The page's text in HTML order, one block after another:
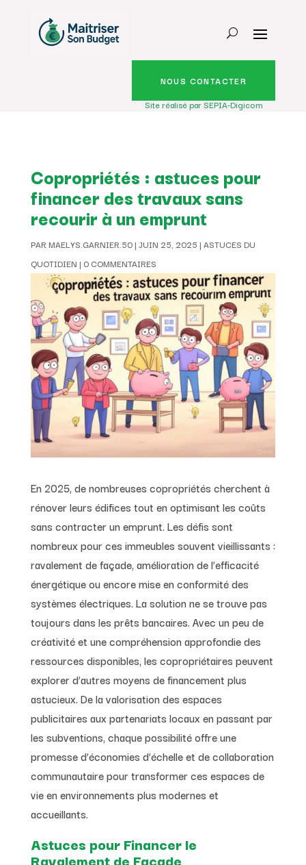
NOUS CONTACTER
Site réalisé par SEPIA-Digicom
Copropriétés : astuces pour
financer des travaux sans
recourir à un emprunt
PARMAELYS.GARNIER.50| JUIN 25, 2025 | ASTUCES DU
QUOTIDIEN | 0 COMMENTAIRES
En 2025, de nombreuses copropriétés cherchent à
rénover leurs édifices tout en optimisant les coûts
sans contracter un emprunt. Les défis sont
nombreux pour ces immeubles souvent vieillissants :
ravalement de façade, amélioration de l’efficacité
énergétique ou encore mise en conformité des
systèmes électriques. La solution ne se trouve pas
toujours dans les prêts bancaires. Avec un peu de
créativité et une compréhension approfondie des
ressources disponibles, les copropriétaires peuvent
explorer d’autres moyens de financement plus
astucieux. De la valorisation des espaces
publicitaires aux partenariats locaux en passant par
les subventions, chaque possibilité offre une
promesse d’économies d’échelle et de collaboration
communautaire pour transformer ces espaces de
vie en environnements plus modernes et
accueillants.
Astuces pour Financer le
Ravalement de Façade